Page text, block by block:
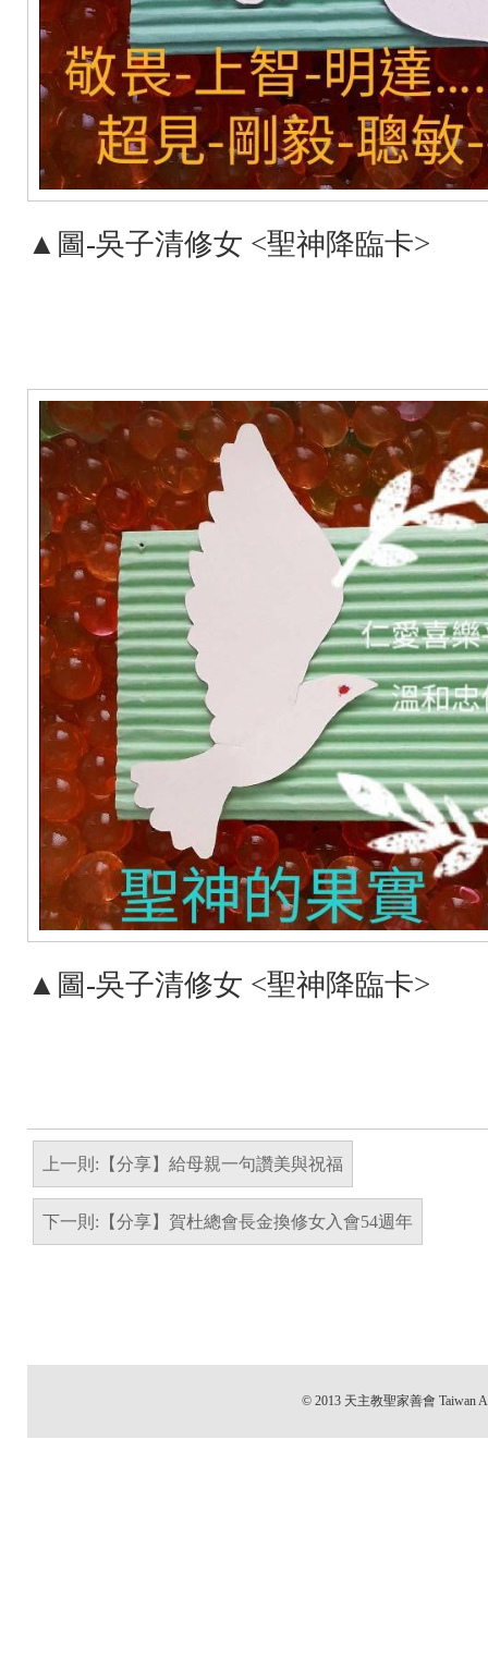
▲圖-吳子清修女 <聖神降臨卡>
▲圖-吳子清修女 <聖神降臨卡>
上一則:【分享】給母親一句讚美與祝福
下一則:【分享】賀杜總會長金換修女入會54週年
© 2013 天主教聖家善會 Taiwan